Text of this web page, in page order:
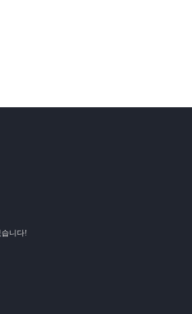
니다!